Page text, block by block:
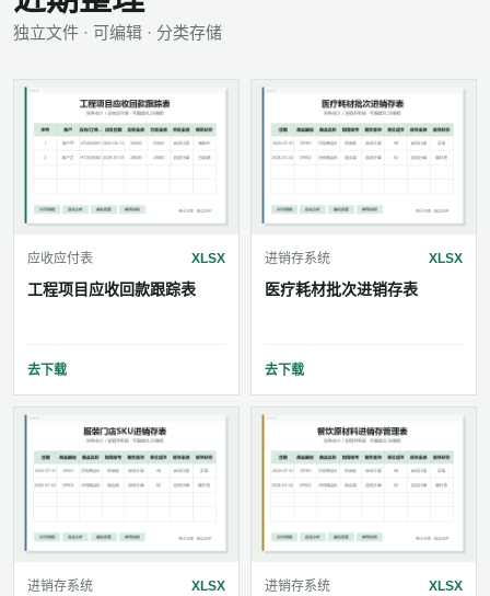
独立文件 · 可编辑 · 分类存储
应收应付表 XLSX
工程项目应收回款跟踪表
去下载
进销存系统 XLSX
医疗耗材批次进销存表
去下载
进销存系统 XLSX 进销存系统 XLSX